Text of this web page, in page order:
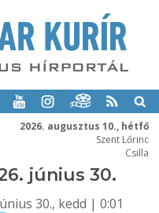
2026. augusztus 10., hétfő
Szent Lőrinc
Csilla
június 30.
30., kedd | 0:01